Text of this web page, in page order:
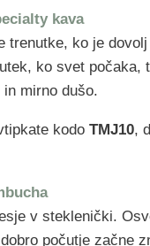
kava
trenutke, ko je
ko svet počaka,
mirno dušo.
kodoTMJ10,
v steklenički.
počutje začne